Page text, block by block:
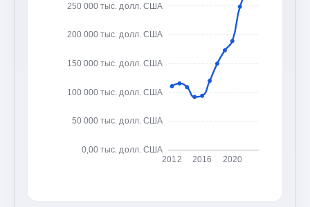
0,00 тыс. долл. США
50 000 тыс. долл. США
100 000 тыс. долл. США
150 000 тыс. долл. США
200 000 тыс. долл. США
250 000 тыс. долл. США
2012 2016 2020